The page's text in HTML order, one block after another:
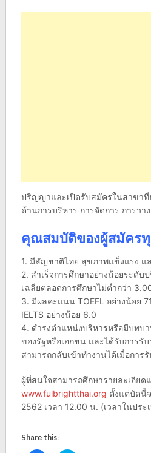
ปริญญาและเปิดรับสมัครในสาขาที่
ด้านการบริหาร การจัดการ การวา
คุณสมบัติของผู้สมัคร
1. มีสัญชาติไทย สุขภาพแข็งแรง แ
2. สำเร็จการศึกษาอย่างน้อยระดั
เฉลี่ยตลอดการศึกษาไม่ต่ำกว่า
3. มีผลคะแนน TOEFL อย่างน้อย
IELTS อย่างน้อย 6.0
4. ดำรงตำแหน่งบริหารหรือมีบทบ
ของรัฐหรือเอกชน และได้รับการรั
สามารถกลับเข้าทำงานได้เมื่อการ
ผู้ที่สนใจสามารถศึกษารายละเอีย
www.fulbrightthai.org ตั้งแต่บัดนี้
2562 เวลา 12.00 น. (เวลาในประ
Share this: